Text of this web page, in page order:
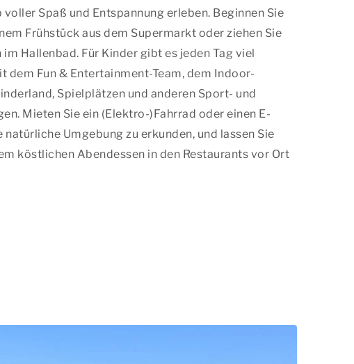
voller Spaß und Entspannung erleben. Beginnen Sie
Frühstück aus dem Supermarkt oder ziehen Sie
im Hallenbad. Für Kinder gibt es jeden Tag viel
dem Fun & Entertainment-Team, dem Indoor-
Spielplätzen und anderen Sport- und
Mieten Sie ein (Elektro-)Fahrrad oder einen E-
natürliche Umgebung zu erkunden, und lassen Sie
köstlichen Abendessen in den Restaurants vor Ort